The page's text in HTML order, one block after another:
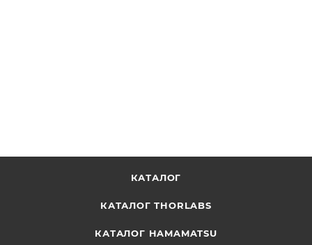
КАТАЛОГ
КАТАЛОГ THORLABS
КАТАЛОГ HAMAMATSU